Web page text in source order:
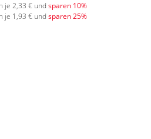
je 2,33 € und sparen 10%
je 1,93 € und sparen25%